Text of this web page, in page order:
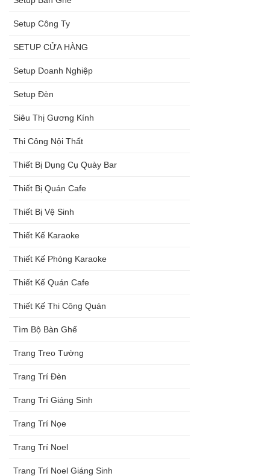
Setup Công Ty
SETUP CỬA HÀNG
Setup Doanh Nghiệp
Setup Đèn
Siêu Thị Gương Kính
Thi Công Nội Thất
Thiết Bị Dụng Cụ Quày Bar
Thiết Bị Quán Cafe
Thiết Bị Vệ Sinh
Thiết Kế Karaoke
Thiết Kế Phòng Karaoke
Thiết Kế Quán Cafe
Thiết Kế Thi Công Quán
Tìm Bộ Bàn Ghế
Trang Treo Tường
Trang Trí Đèn
Trang Trí Giáng Sinh
Trang Trí Nọe
Trang Trí Noel
Trang Trí Noel Giáng Sinh